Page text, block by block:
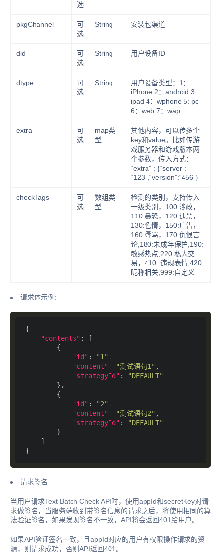
选
pkgChannel
可
选
String 安装包渠道
did
可
选
String 用户设备ID
dtype
可
选
String
用户设备类型：1：
iPhone 2：android 3:
ipad 4：wphone 5: pc
6：web 7：wap
extra
可
选
map类
型
其他内容，可以传多个
key和value。比如传游
戏服务器和游戏版本两
个参数，传入方式：
“extra” : {“server”:
“123”,“version”:“456”}
checkTags
可
选
数组类
型
检测的类别，支持传入
一级类别，100:涉政，
110:暴恐，120:违禁，
130:色情，150:广告，
160:辱骂，170:仇恨言
论,180:未成年保护,190:
敏感热点,220:私人交
易，410: 违规表情,420:
昵称相关,999:自定义
请求体示例:
"contents"
"id" : "1"
"content" : "测试语句1"
"strategyId" :
"DEFAULT"
"id" : "2"
"content" : "测试语句2"
"strategyId" :
"DEFAULT"
请求签名:
当用户请求Text Batch Check API时，使用appId和secretKey对请
求做签名，当服务端收到带签名信息的请求之后，将使用相同的算
法验证签名，如果发现签名不一致，API将会返回401给用户。
如果API验证签名一致，且appId对应的用户有权限操作请求的资
源，则请求成功，否则API返回401。